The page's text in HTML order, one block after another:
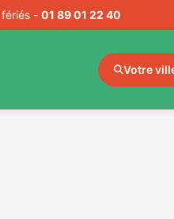
- 01 89 01 22 40
Votre